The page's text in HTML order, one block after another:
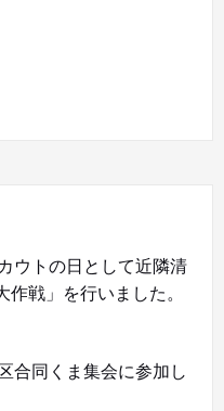
ウトの日として近隣清
戦」を行いました。
合同くま集会に参加し